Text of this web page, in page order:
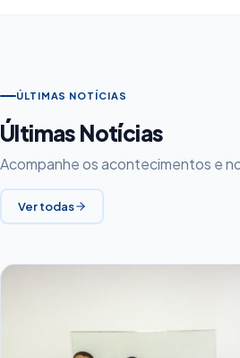
ÚLTIMAS NOTÍCIAS
Últimas Notícias
Acompanhe os acontecimentos e
Ver todas